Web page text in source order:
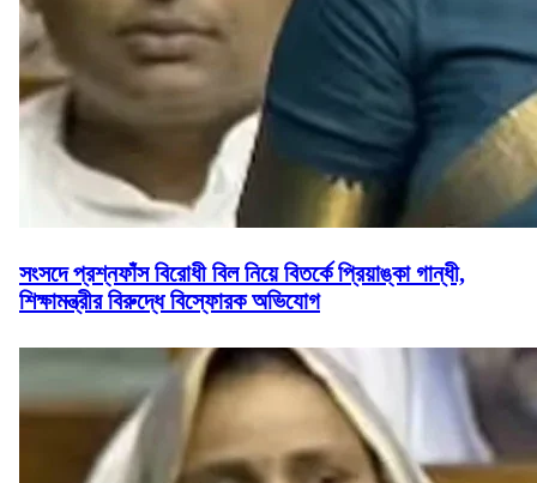
সংসদে প্রশ্নফাঁস বিরোধী বিল নিয়ে বিতর্কে প্রিয়াঙ্কা গান্ধী,
শিক্ষামন্ত্রীর বিরুদ্ধে বিস্ফোরক অভিযোগ